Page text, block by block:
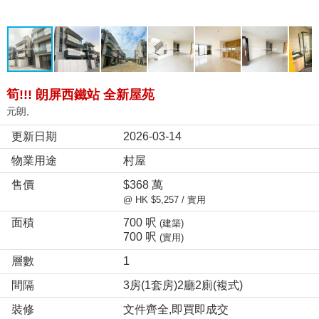
筍!!! 朗屏西鐵站 全新屋苑
元朗,
更新日期
2026-03-14
物業用途
村屋
售價
$368 萬
@ HK $5,257 / 實用
面積 700 呎 (建築)
700 呎 (實用)
層數
1
間隔
3房(1套房)2廳2廁(複式)
裝修
文件齊全,即買即成交